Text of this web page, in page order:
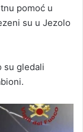
pomoć u
su u Jezolo
su gledali